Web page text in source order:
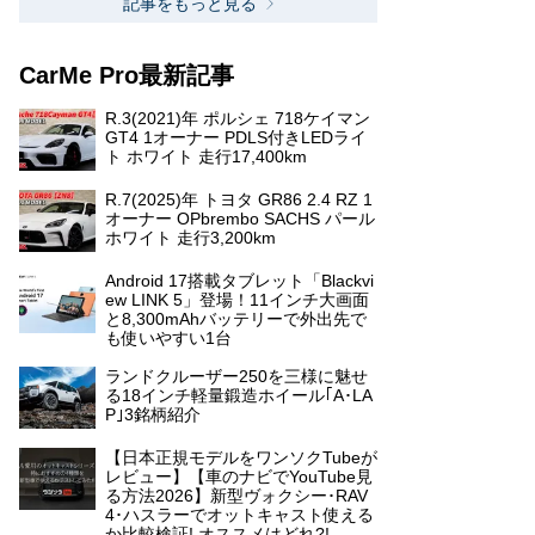
CarMe Pro最新記事
R.3(2021)年 ポルシェ 718ケイマン
GT4 1オーナー PDLS付きLEDライ
ト ホワイト 走行17,400km
R.7(2025)年 トヨタ GR86 2.4 RZ 1
オーナー OPbrembo SACHS パール
ホワイト 走行3,200km
Android 17搭載タブレット「Blackvi
ew LINK 5」登場！11インチ大画面
と8,300mAhバッテリーで外出先で
も使いやすい1台
ランドクルーザー250を三様に魅せ
る18インチ軽量鍛造ホイール｢A･LA
P｣3銘柄紹介
【日本正規モデルをワンソクTubeが
レビュー】【車のナビでYouTube見
る方法2026】新型ヴォクシー･RAV
4･ハスラーでオットキャスト使える